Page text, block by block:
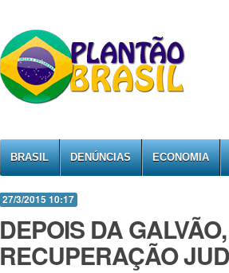
BRASIL DENÚNCIAS ECONOMIA
27/3/2015 10:17
DEPOIS DA
RECUPERAÇÃO